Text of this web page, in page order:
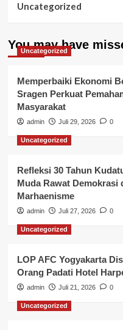
Uncategorized
You may have
Uncategorized
Memperbaiki Ekonomi
Sragen Perkuat
Masyarakat
admin Juli 29, 2026 0
Uncategorized
Refleksi 30 Tahun
Muda Rawat Demokrasi
Marhaenisme
admin Juli 27, 2026 0
Uncategorized
LOP AFC Yogyakarta
Orang Padati Hotel
admin Juli 21, 2026 0
Uncategorized